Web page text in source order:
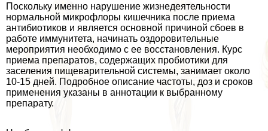
Поскольку именно нарушение жизнедеятельности
нормальной микрофлоры кишечника после приема
антибиотиков и является основной причиной сбоев в
работе иммунитета, начинать оздоровительные
мероприятия необходимо с ее восстановления. Курс
приема препаратов, содержащих пробиотики для
заселения пищеварительной системы, занимает около
10-15 дней. Подробное описание частоты, доз и сроков
применения указаны в аннотации к выбранному
препарату.